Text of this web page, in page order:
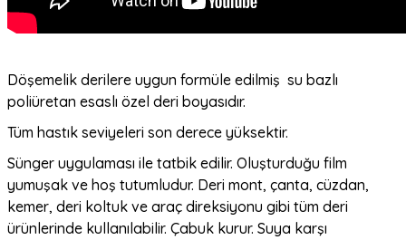
Döşemelik derilere uygun formüle edilmiş su bazlı
poliüretan esaslı özel deri boyasıdır.
Tüm hastık seviyeleri son derece yüksektir.
Sünger uygulaması ile tatbik edilir. Oluşturduğu film
yumuşak ve hoş tutumludur. Deri mont, çanta, cüzdan,
kemer, deri koltuk ve araç direksiyonu gibi tüm deri
ürünlerinde kullanılabilir. Çabuk kurur. Suya karşı